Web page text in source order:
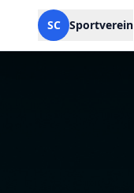
SC Sportverein